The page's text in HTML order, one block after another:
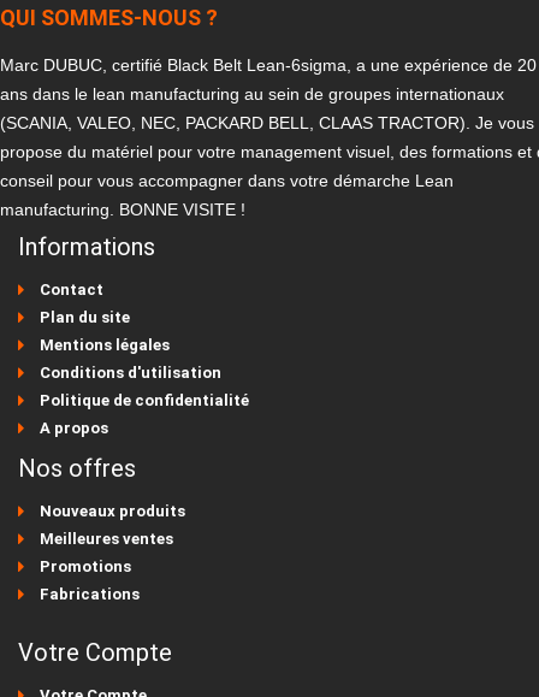
QUI SOMMES-NOUS ?
Marc DUBUC, certifié Black Belt Lean-6sigma, a une expérience de 20
ans dans le lean manufacturing au sein de groupes internationaux
(SCANIA, VALEO, NEC, PACKARD BELL, CLAAS TRACTOR). Je vous
propose du matériel pour votre management visuel, des formations et
conseil pour vous accompagner dans votre démarche Lean
manufacturing. BONNE VISITE !
Informations
Contact
Plan du site
Mentions légales
Conditions d'utilisation
Politique de confidentialité
A propos
Nos offres
Nouveaux produits
Meilleures ventes
Promotions
Fabrications
Votre Compte